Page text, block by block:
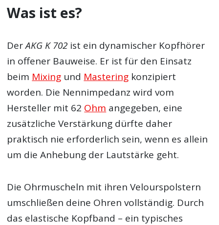
Was ist es?
DerAKG K 702 ist ein dynamischer Kopfhörer
in offener Bauweise. Er ist für den Einsatz
beim Mixing und Mastering konzipiert
worden. Die Nennimpedanz wird vom
Hersteller mit 62 Ohm angegeben, eine
zusätzliche Verstärkung dürfte daher
praktisch nie erforderlich sein, wenn es allein
um die Anhebung der Lautstärke geht.
Die Ohrmuscheln mit ihren Velourspolstern
umschließen deine Ohren vollständig. Durch
das elastische Kopfband – ein typisches